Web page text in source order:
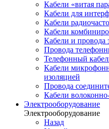
Кабели «витая
Кабели для
Кабели
Кабели
Кабели и провода
Провода
Телефонный
Кабели
изоляцией
Провода
Кабели
Электрооборудование
Электрооборудование
Назад